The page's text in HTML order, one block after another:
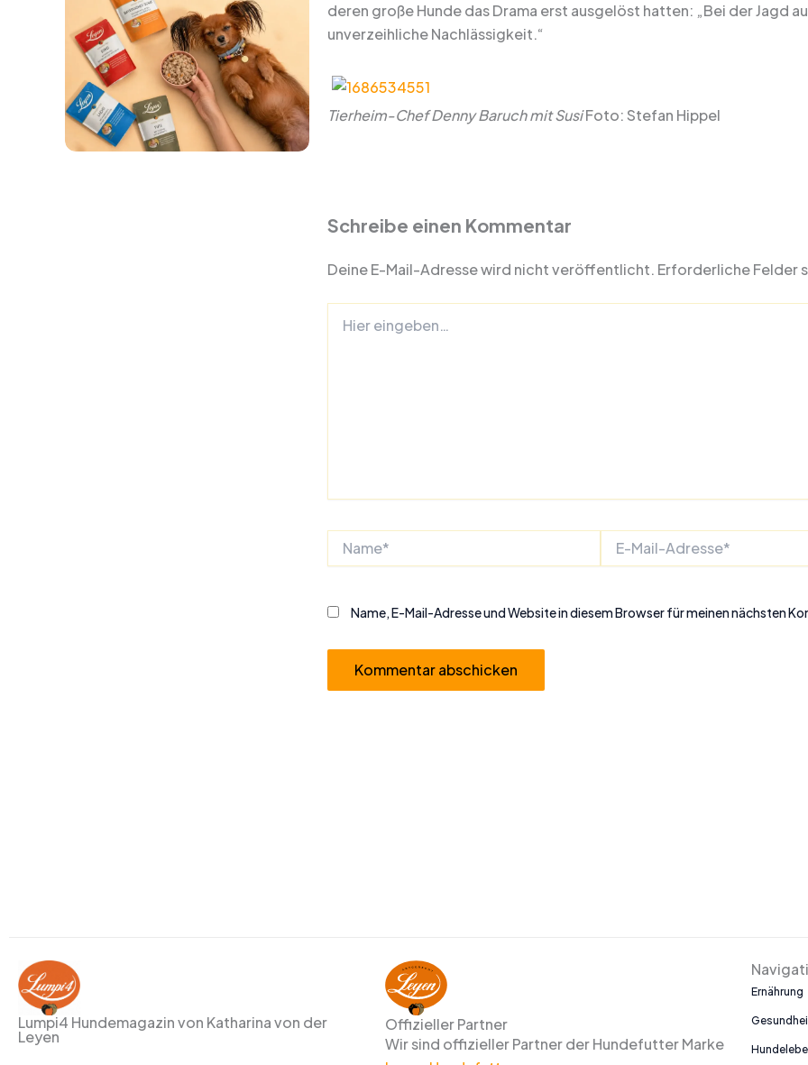
deren große Hunde das Drama erst ausgelöst hatten: „Bei der Jagd
unverzeihliche Nachlässigkeit.“
Tierheim-Chef Denny Baruch mit SusiFoto: Stefan Hippel
Schreibe einen Kommentar
Deine E-Mail-Adresse wird nicht veröffentlicht. Erforderliche Felder
eingeben…
Mail-
Name, E-Mail-Adresse und Website in diesem Browser für meinen nächsten
Lumpi4 Hundemagazin von Katharina von der
Leyen
Offizieller Partner
Wir sind offizieller Partner der Hundefutter Marke
Ernährung